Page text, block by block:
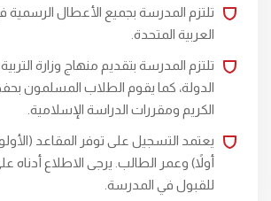
تلتزم المدرسة بجميع الأعطال الرسمية
العربية المتحدة.
تلتزم المدرسة بتقديم منهاج وزارة
الدولة، كما يقوم الطلاب المسلمون
الكريم ومقررات الدراسة الإسلامية.
يعتمد التسجيل على توفر المقاعد
أولاً) وعمر الطالب. يرجى الاطلاع أدناه
للقبول في المدرسة.